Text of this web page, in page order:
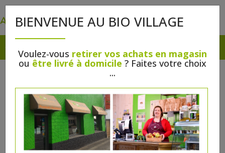
BIENVENUE AU BIO VILLAGE
Voulez-vous retirer vos achats en magasin
ou être livré à domicile ? Faites votre choix
...